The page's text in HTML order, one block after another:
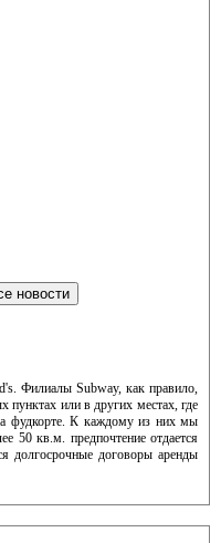
Филиалы Subway, как правило,
пунктах или в других местах, где
фудкорте. К каждому из них мы
50 кв.м. предпочтение отдается
долгосрочные договоры аренды